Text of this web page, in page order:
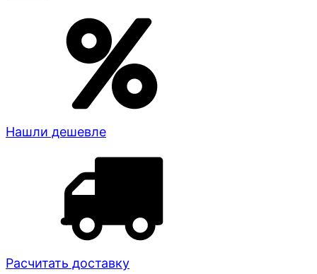
Нашли дешевле
Расчитать доставку